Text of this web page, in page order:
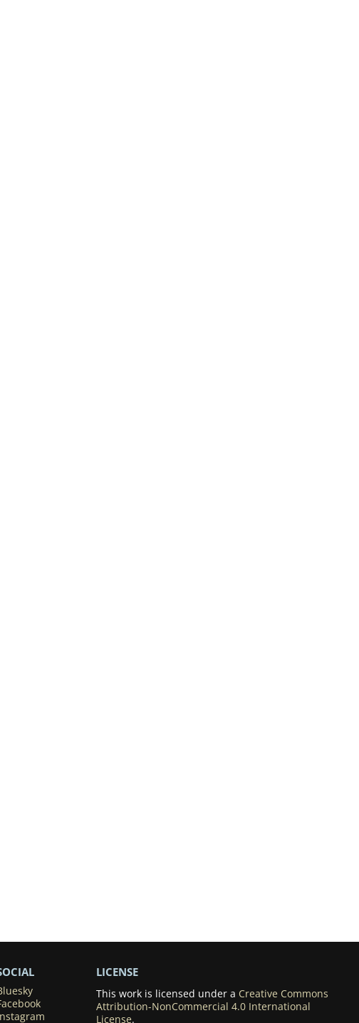
LICENSE
This work is licensed under a Creative Commons
Attribution-NonCommercial 4.0 International
License.